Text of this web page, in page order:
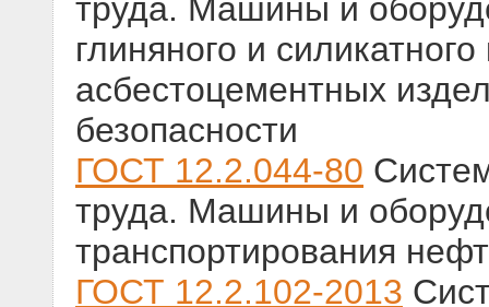
труда. Машины и
глиняного и
асбестоцементных
безопасности
ГОСТ 12.2.044-80
труда. Машины и
транспортирования
ГОСТ 12.2.102-2013